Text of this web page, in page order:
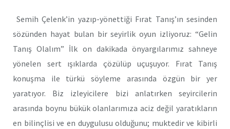
Semih Çelenk’in yazıp-yönettiği Fırat Tanış’ın sesinden
sözünden hayat bulan bir seyirlik oyun izliyoruz: “Gelin
Tanış Olalım” İlk on dakikada önyargılarımız sahneye
yönelen sert ışıklarda çözülüp uçuşuyor. Fırat Tanış
konuşma ile türkü söyleme arasında özgün bir yer
yaratıyor. Biz izleyicilere bizi anlatırken seyircilerin
arasında boynu bükük olanlarımıza aciz değil yaratıkların
en bilinçlisi ve en duygulusu olduğunu; muktedir ve kibirli